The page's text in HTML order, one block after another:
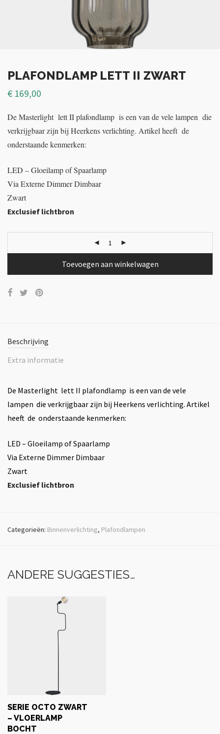
PLAFONDLAMP LETT II ZWART
€ 169,00
De Masterlight lett II plafondlamp is een van de vele lampen die
verkrijgbaar zijn bij Heerkens verlichting. Artikel heeft de
onderstaande kenmerken:
LED – Gloeilamp of Spaarlamp
Via Externe Dimmer Dimbaar
Zwart
Exclusief lichtbron
Toevoegen aan winkelwagen
Beschrijving
Extra informatie
De Masterlight lett II plafondlamp is een van de vele
lampen die verkrijgbaar zijn bij Heerkens verlichting. Artikel
heeft de onderstaande kenmerken:
LED – Gloeilamp of Spaarlamp
Via Externe Dimmer Dimbaar
Zwart
Exclusief lichtbron
Categorieën: Binnenverlichting, Plafondlampen
ANDERE SUGGESTIES…
SERIE OCTO ZWART
– VLOERLAMP
BOCHT